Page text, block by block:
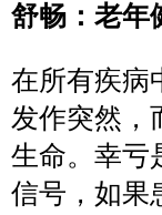
舒畅：老年
在所有疾病
发作突然，
生命。幸亏
信号，如果